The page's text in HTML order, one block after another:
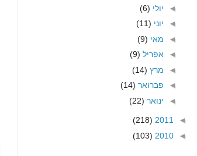
◄ יולי (6)
◄ יוני (11)
◄ מאי (9)
◄ אפריל (9)
◄ מרץ (14)
◄ פברואר (14)
◄ ינואר (22)
◄
2011
(218)
◄
2010
(103)